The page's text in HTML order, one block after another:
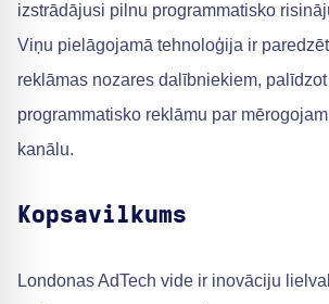
izstrādājusi pilnu programmatisko
Viņu pielāgojamā tehnoloģija ir
reklāmas nozares dalībniekiem,
programmatisko reklāmu par
kanālu.
Kopsavilkums
Londonas AdTech vide ir inovāciju